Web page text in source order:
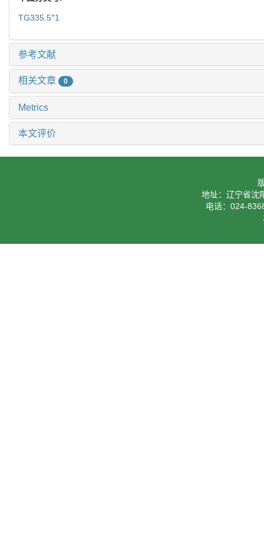
TG335.5+1
参考文献
相关文章 0
Metrics
本文评价
地址：辽宁省沈
电话：024-